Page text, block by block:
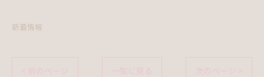
新着情報